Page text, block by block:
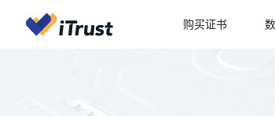
购买证书